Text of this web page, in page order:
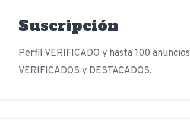
Suscripción
Perfil VERIFICADO y hasta 100 anuncios
VERIFICADOS y DESTACADOS.